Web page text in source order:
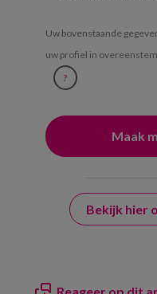
Uw bovenstaande
uw profiel in
?
Bekijk hier
Reageer op dit